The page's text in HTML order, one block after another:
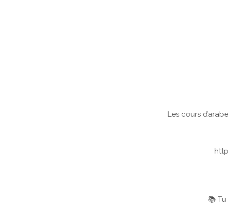
Les cours
📚